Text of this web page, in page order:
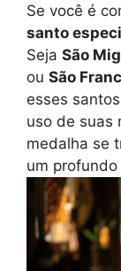
Se você é
santo
Seja São
ou São
esses
uso de suas
medalha se
um